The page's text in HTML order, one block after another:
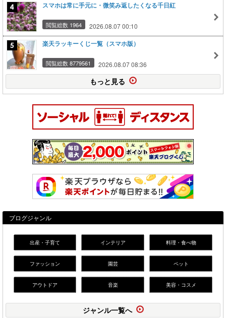
スマホは常に手元に・微笑み返したくなる千日紅
閲覧総数 1964 2026.08.07 00:10
楽天ラッキーくじ一覧（スマホ版）
閲覧総数 8779561 2026.08.07 08:36
もっと見る
ブログジャンル
出産・子育て インテリア 料理・食べ物
ファッション 園芸 ペット
アウトドア 音楽 美容・コスメ
ジャンル一覧へ